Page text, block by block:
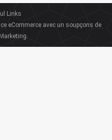
Links
eCommerce avec un soupçons de